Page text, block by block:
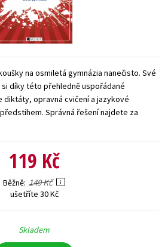
literatura
Všechny tituly
na osmiletá gymnázia nanečisto. Své
díky této přehledně uspořádané
diktáty, opravná cvičení a jazykové
Správná řešení najdete za
119 Kč
Běžně 149 Kč
ušetříte 30 Kč
Skladem